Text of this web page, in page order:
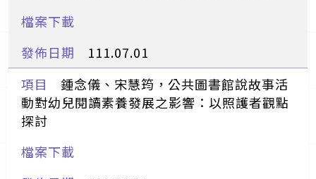
111.07.01
鍾念儀、宋慧筠，公共圖書館說故事活
動對幼兒閱讀素養發展之影響：以照護者觀點
探討